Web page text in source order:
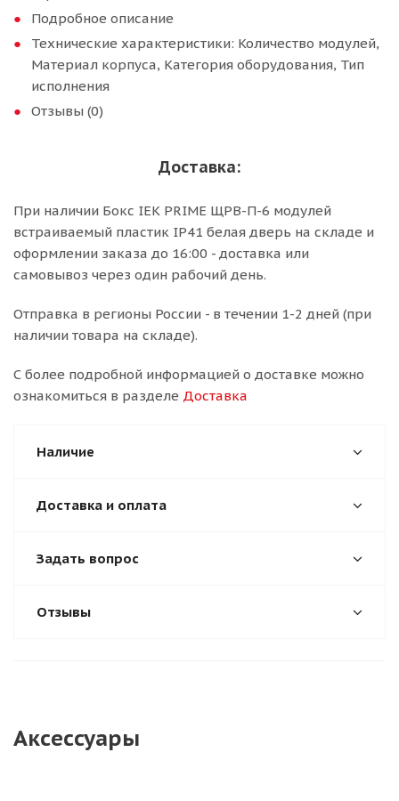
Подробное описание
Технические характеристики: Количество модулей,
Материал корпуса, Категория оборудования, Тип
исполнения
Отзывы (0)
Доставка:
При наличии Бокс IEK PRIME ЩРВ-П-6 модулей
встраиваемый пластик IP41 белая дверь на складе и
оформлении заказа до 16:00 - доставка или
самовывоз через один рабочий день.
Отправка в регионы России - в течении 1-2 дней (при
наличии товара на складе).
С более подробной информацией о доставке можно
ознакомиться в разделе Доставка
Наличие
Доставка и оплата
Задать вопрос
Отзывы
Аксессуары